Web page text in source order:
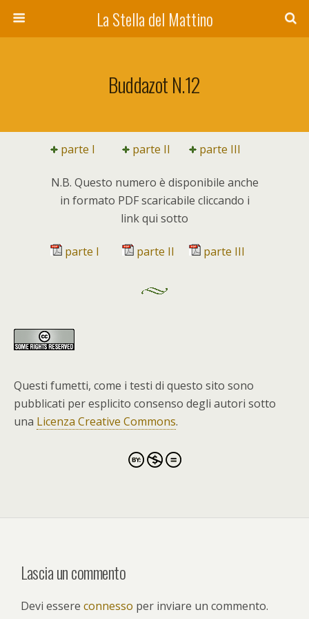
La Stella del Mattino
Buddazot N.12
parte I parte II parte III
N.B. Questo numero è disponibile anche
in formato PDF scaricabile cliccando i
link qui sotto
parte I parte II parte III
Questi fumetti, come i testi di questo sito sono
pubblicati per esplicito consenso degli autori sotto
una Licenza Creative Commons.
Lascia un commento
Devi essere connesso per inviare un commento.